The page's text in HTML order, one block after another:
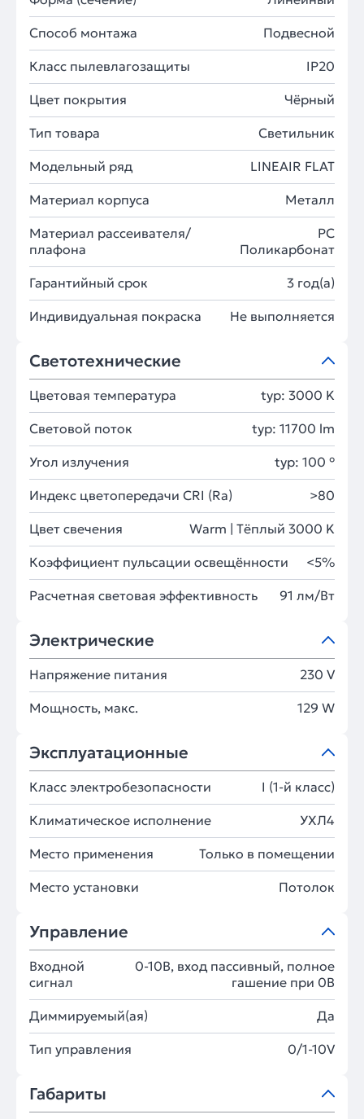
Способ монтажа Подвесной
Класс пылевлагозащиты IP20
Цвет покрытия Чёрный
Тип товара Светильник
Модельный ряд LINEAIR FLAT
Материал корпуса Металл
Материал рассеивателя/
плафона
PC
Поликарбонат
Гарантийный срок 3 год(а)
Индивидуальная покраска Не выполняется
Светотехнические
Цветовая температура typ: 3000 K
Световой поток typ: 11700 lm
Угол излучения typ: 100 °
Индекс цветопередачи CRI (Ra) >80
Цвет свечения Warm | Тёплый 3000 K
Коэффициент пульсации освещённости <5%
Расчетная световая эффективность 91 лм/Вт
Электрические
Напряжение питания 230 V
Мощность, макс. 129 W
Эксплуатационные
Класс электробезопасности I (1-й класс)
Климатическое исполнение УХЛ4
Место применения Только в помещении
Место установки Потолок
Управление
Входной
сигнал
0-10В, вход пассивный, полное
гашение при 0В
Диммируемый(ая) Да
Тип управления 0/1-10V
Габариты